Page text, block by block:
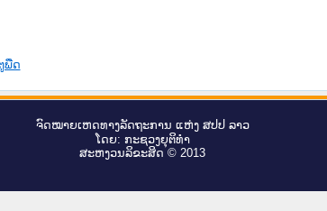
ພືດ
ຈົດ​ໝາຍ​ເຫດ​ທາງ​ລັດ​ຖະ​ການ ແຫ່ງ ສ​ປ​ປ ລາວ
ໂດຍ: ກະ​ຊວງຍຸ​ຕິ​ທຳ
ສະ​ຫງວນ​ລິ​ຂະ​ສິດ © 2013